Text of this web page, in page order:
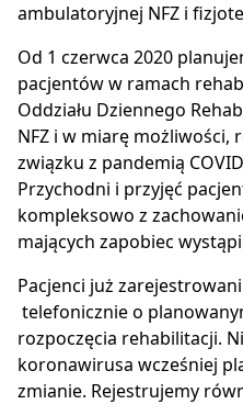
ambulatoryjnej NFZ i
Od 1 czerwca 2020
pacjentów w ramach
Oddziału Dziennego
NFZ i w miarę możliwości,
związku z pandemią
Przychodni i przyjęć
kompleksowo z
mających zapobiec
Pacjenci już
telefonicznie o
rozpoczęcia rehabilitacji.
koronawirusa wcześniej
zmianie. Rejestrujemy